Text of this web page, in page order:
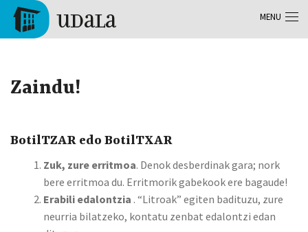
Aller au contenu principal
Zaindu!
BotilTZAR edo BotilTXAR
Zuk, zure erritmoa. Denok desberdinak gara; nork
bere erritmoa du. Erritmorik gabekook ere bagaude!
Erabili edalontzia . “Litroak” egiten badituzu, zure
neurria bilatzeko, kontatu zenbat edalontzi edan
MENU